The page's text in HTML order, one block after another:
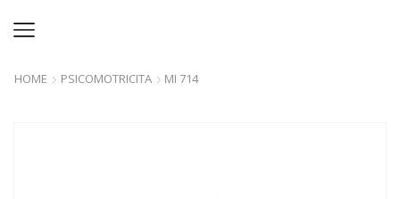
HOME PSICOMOTRICITA MI 714